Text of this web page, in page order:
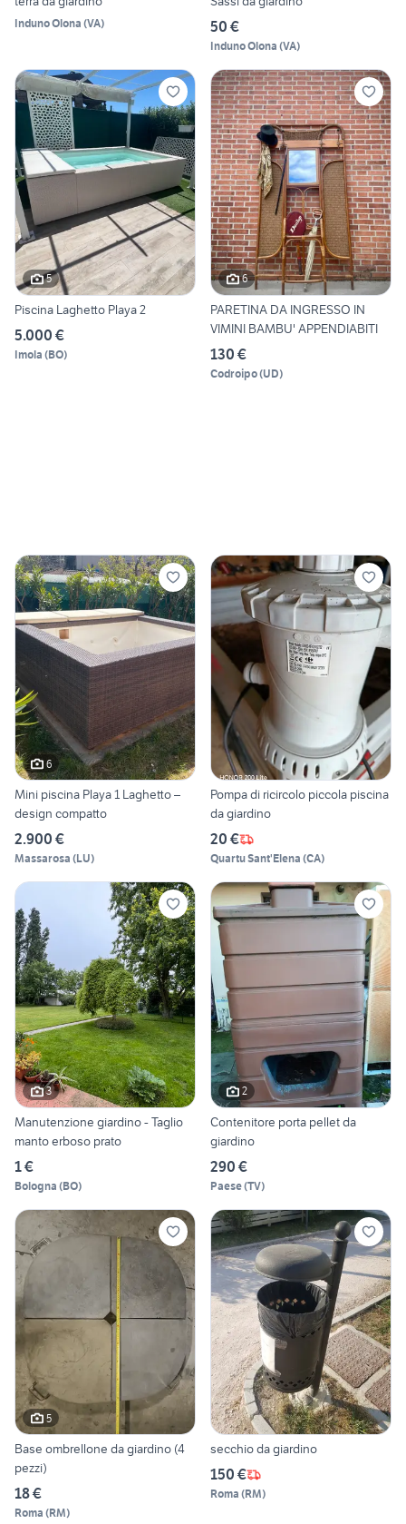
Induno Olona (VA) 50 €
Induno Olona (VA)
5
Piscina Laghetto Playa 2
5.000 €
Imola (BO)
6
PARETINA DA INGRESSO IN
VIMINI BAMBU' APPENDIABITI
130 €
Codroipo(UD)
6
Mini piscina Playa 1 Laghetto –
design compatto
2.900 €
Massarosa (LU)
Pompa di ricircolo piccola piscina
da giardino
20 €
Quartu Sant'Elena (CA)
3
Manutenzione giardino - Taglio
manto erboso prato
1 €
Bologna (BO)
2
Contenitore porta pellet da
giardino
290 €
Paese(TV)
5
Base ombrellone da giardino (4
pezzi)
18 €
Roma (RM)
secchio da giardino
150 €
Roma (RM)